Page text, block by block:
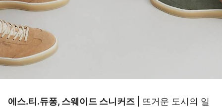
에스.티.듀퐁, 스웨이드 스니커즈 | 뜨거운 도시의 일